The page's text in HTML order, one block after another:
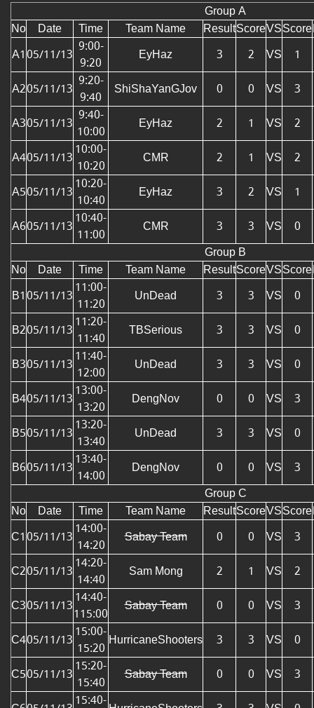
Group A
No
Date Time Team Name ResultScoreVSScore
A105/11/13 9:00-
9:20
EyHaz 3 2 VS
1
A205/11/13 9:20-
9:40
ShiShaYanGJov 0 0 VS
3
A305/11/13 9:40-
10:00
EyHaz 2 1 VS
2
A405/11/1310:00-
10:20
CMR 2 1 VS
2
A505/11/1310:20-
10:40
EyHaz 3 2 VS
1
A605/11/1310:40-
11:00
CMR 3 3 VS
0
Group B
No
Date Time Team Name ResultScoreVSScore
B105/11/1311:00-
11:20
UnDead 3 3 VS
0
B205/11/1311:20-
11:40
TBSerious 3 3 VS
0
B305/11/1311:40-
12:00
UnDead 3 3 VS
0
B405/11/1313:00-
13:20
DengNov 0 0 VS
3
B505/11/1313:20-
13:40
UnDead 3 3 VS
0
B605/11/1313:40-
14:00
DengNov 0 0 VS
3
Group C
No
Date Time Team Name ResultScoreVSScore
C105/11/1314:00-
14:20
Sabay Team 0 0 VS
3
C205/11/1314:20-
14:40
Sam Mong 2 1 VS
2
C305/11/1314:40-
115:00
Sabay Team 0 0 VS
3
C405/11/1315:00-
15:20 HurricaneShooters 3 3 VS
0
C505/11/1315:20-
15:40
Sabay Team 0 0 VS
3
15:40-